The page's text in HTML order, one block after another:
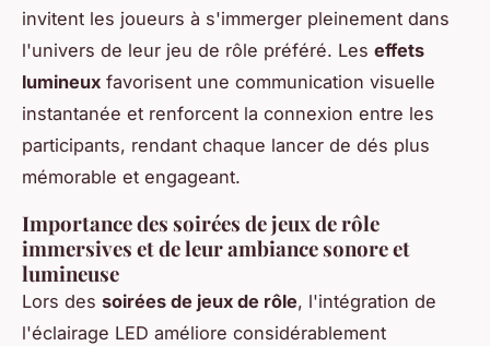
invitent les joueurs à s'immerger pleinement dans
l'univers de leur jeu de rôle préféré. Les effets
lumineux favorisent une communication visuelle
instantanée et renforcent la connexion entre les
participants, rendant chaque lancer de dés plus
mémorable et engageant.
Importance des soirées de jeux de rôle
immersives et de leur ambiance sonore et
lumineuse
Lors des soirées de jeux de rôle, l'intégration de
l'éclairage LED améliore considérablement